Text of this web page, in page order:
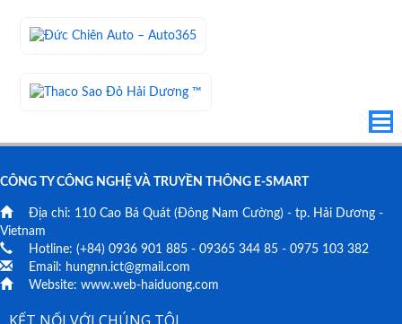
CÔNG TY CÔNG NGHỆ VÀ TRUYỀN THÔNG E-SMART
Địa chỉ: 110 Cao Bá Quát (Đông Nam Cường) - tp. Hải Dương -
Vietnam
Hotline: (+84) 0936 901 885 - 09365 344 85 - 0975 103 382
Email: hungnn.ict@gmail.com
Website: www.web-haiduong.com